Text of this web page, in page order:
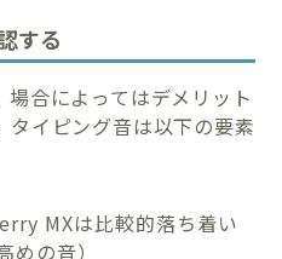
する
合によってはデメリット
タイピング音は以下の要素
MXは比較的落ち着い
の音）